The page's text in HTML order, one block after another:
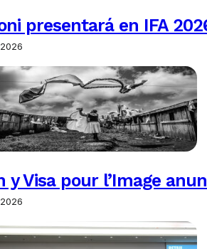
presentará en IFA
y Visa pour l’Image